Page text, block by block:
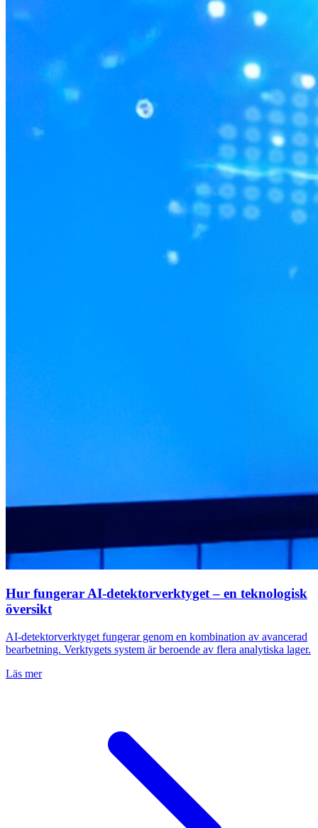
Hur fungerar AI-detektorverktyget – en teknologisk
översikt
AI-detektorverktyget fungerar genom en kombination av avancerad
bearbetning. Verktygets system är beroende av flera analytiska lager.
Läs mer